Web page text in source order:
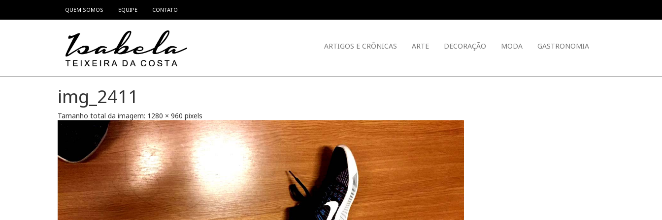
Pular para o conteúdo
QUEM SOMOS EQUIPE CONTATO
ARTIGOS E CRÔNICAS ARTE DECORAÇÃO MODA GASTRONOMIA
img_2411
Tamanho total da imagem: 1280 × 960 pixels